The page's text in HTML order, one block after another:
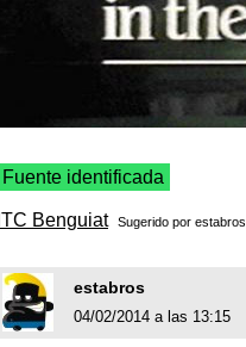
Fuente identificada
ITC Benguiat Sugerido por estabros
estabros
04/02/2014 a las 13:15